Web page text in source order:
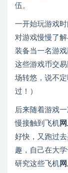
伍。
一开始玩游戏
对游戏慢慢了
装备当一名游
这些游戏币交
场转悠，说不
过！）
后来随着游戏
慢接触到飞机
好快，又跑过
趣，自己在大
研究这些飞机